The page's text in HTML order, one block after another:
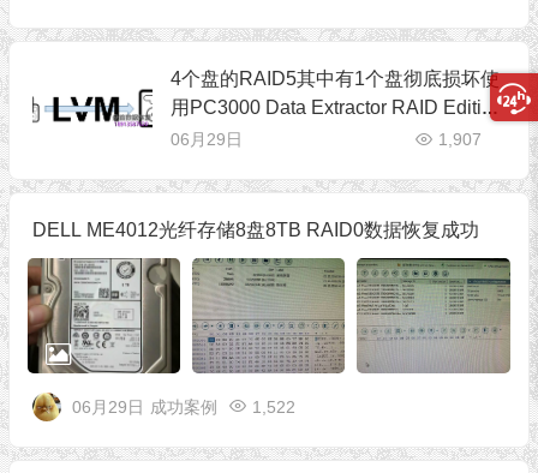
4个盘的RAID5其中有1个盘彻底损坏使
用PC3000 Data Extractor RAID Edition
版进行恢复
06月29日 1,907
DELL ME4012光纤存储8盘8TB RAID0数据恢复成功
06月29日 成功案例 1,522